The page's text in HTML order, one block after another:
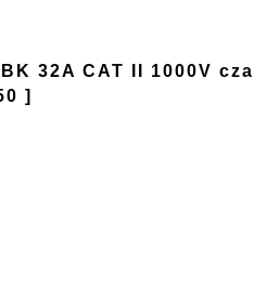
32A CAT II 1000V
]